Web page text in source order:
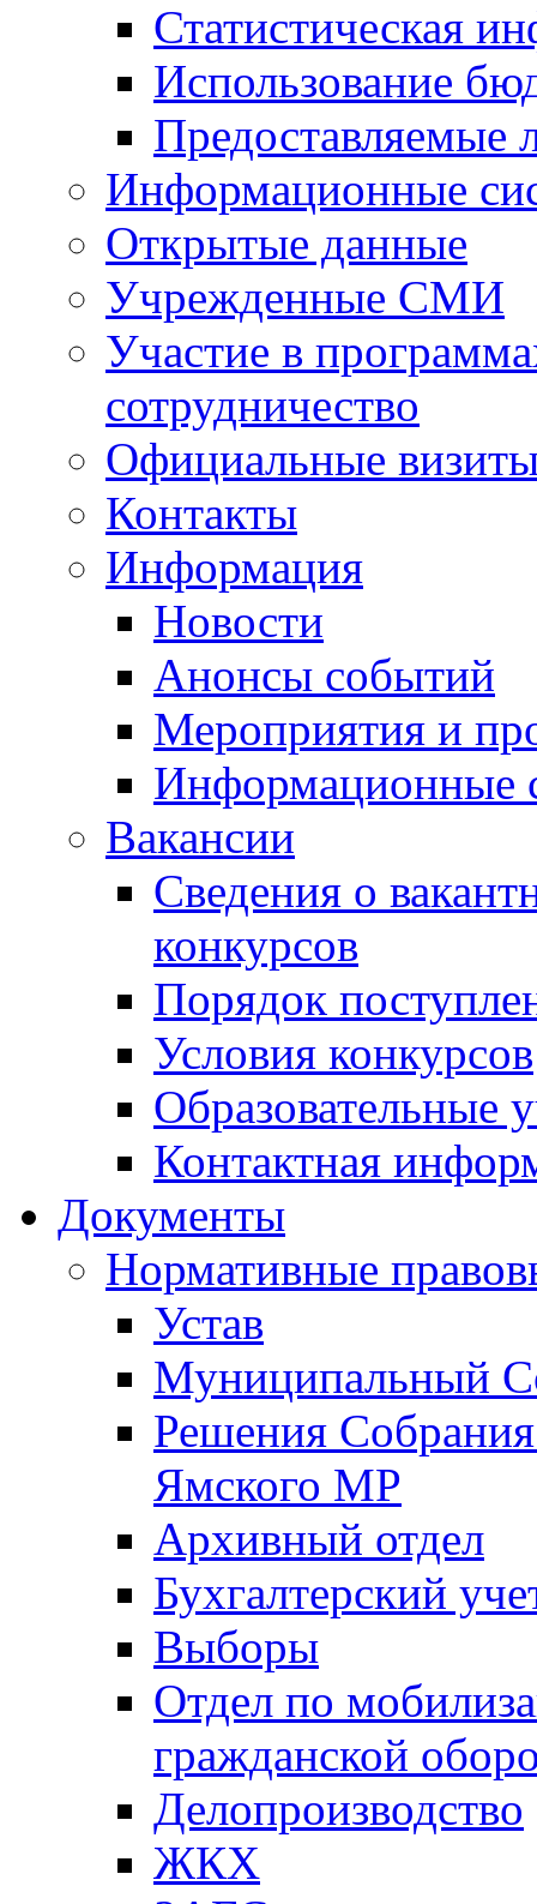
Статистическая
Использование
Предоставляемые
Информационные
Открытые данные
Учрежденные СМИ
Участие в
сотрудничество
Официальные
Контакты
Информация
Новости
Анонсы событий
Мероприятия и
Информационные
Вакансии
Сведения о
конкурсов
Порядок
Условия конкурсов
Образовательные
Контактная
Документы
Нормативные
Устав
Муниципальный
Решения
Ямского МР
Архивный отдел
Бухгалтерский
Выборы
Отдел по
гражданской
Делопроизводство
ЖКХ